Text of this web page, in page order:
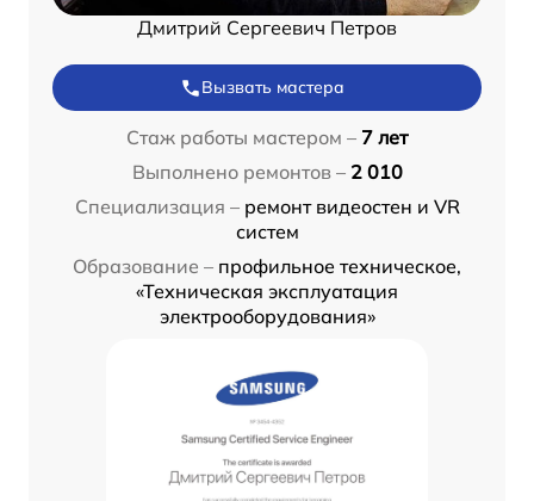
Дмитрий Сергеевич Петров
Вызвать мастера
Стаж работы мастером – 7 лет
Выполнено ремонтов – 2 010
Специализация – ремонт видеостен и VR
систем
Образование – профильное техническое,
«Техническая эксплуатация
электрооборудования»